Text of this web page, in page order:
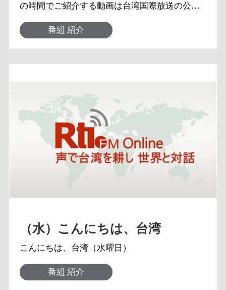
の時間でご紹介する動画は台湾国際放送の公式
か、台湾国際放送のフェイスブックや動画の無
料投稿サイトでもご覧いただけます。その音声
番組 紹介
（水）こんにちは、台湾
こんにちは、台湾（水曜日）
番組 紹介